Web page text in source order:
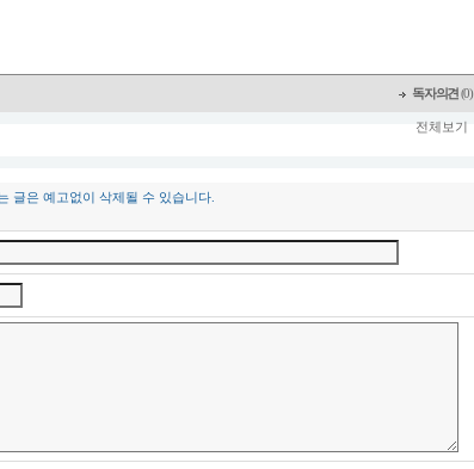
독자의견(0)
전체보기
글은 예고없이 삭제될 수 있습니다.